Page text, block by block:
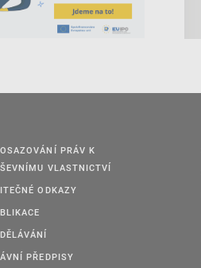
PRÁV K
VLASTNICTVÍ
ODKAZY
PŘEDPISY